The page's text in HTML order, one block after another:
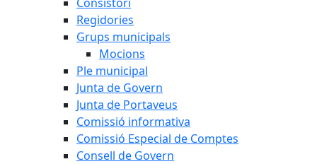
Regidories
Grups municipals
Mocions
Ple municipal
Junta de Govern
Junta de Portaveus
Comissió informativa
Comissió Especial de Comptes
Consell de Govern